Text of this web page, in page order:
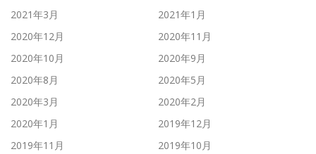
2021年3月
2021年1月
2020年12月
2020年11月
2020年10月
2020年9月
2020年8月
2020年5月
2020年3月
2020年2月
2020年1月
2019年12月
2019年11月
2019年10月